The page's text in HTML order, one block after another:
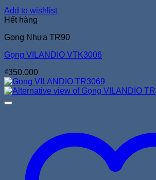
Add to wishlist
Hết hàng
Gọng Nhựa TR90
Gọng VILANDIO VTK3006
₫350.000